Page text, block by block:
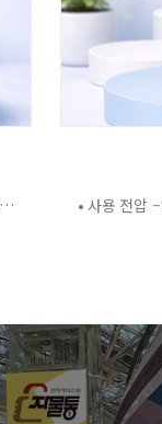
• 사용 전압 – 알카라인 배터리 3개 • 비상 전압 - DC3.2V±0.2V • 전력 소비량 – 정전류 : ≤30μA 동작전류 : ≤150 MA • 사용 환경 – 온도 : 0℃ ~ +70℃ 습도 : RH 20% ~ RH95%RH 사용방법 < 잠금방법 > - 비밀번호 4자리 숫자를 입력하면 문이 자동으로 잠깁니다. < 찾는방법> - 입력했던 비밀번호 4자리 숫자를 누르면 자동으로 문이 열립니다. - 비밀번호를 잊었을 경우 마스터키 사용 가능 특징 - 마스터키 10개까지 등록가능 - 버튼 백라이트 - 배터리 방전 시 외부전원 공급기 사용가능 - 자동/수동 잠금 설정 가능 - 마스터 비밀번호 설정 가능 - 무음모드 가능 - 125Khz [이 게시물은 관리자님에 의해 2026-06-18 11:43:04 제품소개에서 복사 됨]